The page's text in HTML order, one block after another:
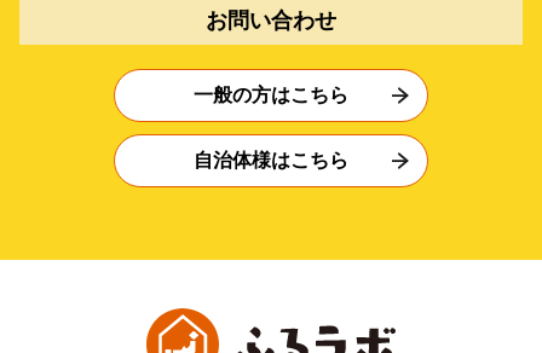
お問い合わせ
一般の方はこちら
自治体様はこちら